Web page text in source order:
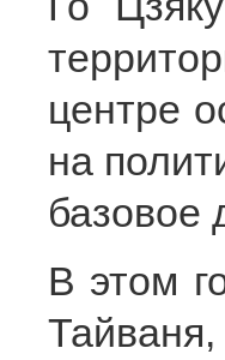
центре
на
базовое
В этом